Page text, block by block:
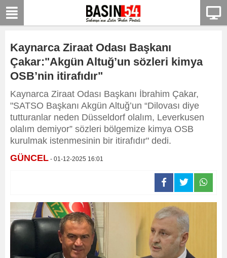
Kaynarca Ziraat Odası Başkanı
Çakar:"Akgün Altuğ’un sözleri kimya
OSB’nin itirafıdır"
Kaynarca Ziraat Odası Başkanı İbrahim Çakar,
"SATSO Başkanı Akgün Altuğ’un “Dilovası diye
tutturanlar neden Düsseldorf olalım, Leverkusen
olalım demiyor” sözleri bölgemize kimya OSB
kurulmak istenmesinin bir itirafıdır" dedi.
GÜNCEL - 01-12-2025 16:01